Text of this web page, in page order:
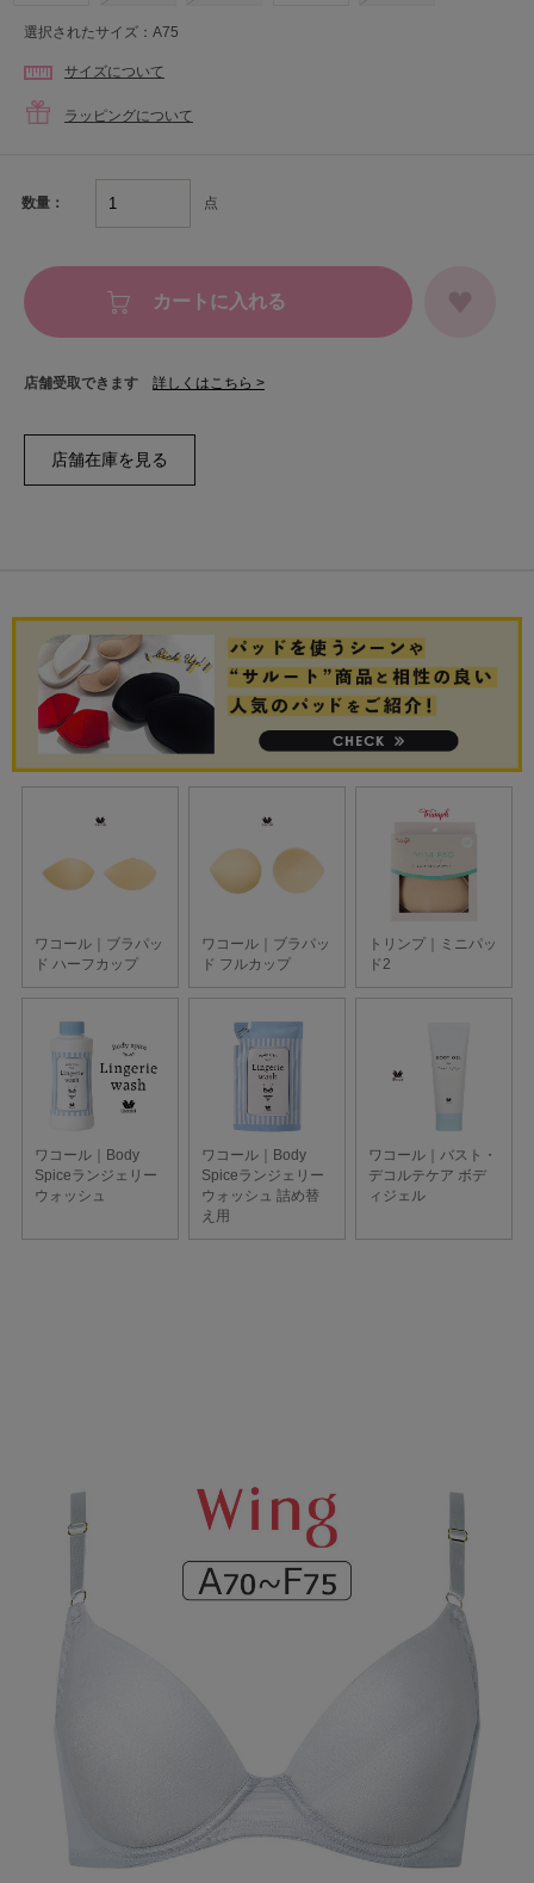
選択されたサイズ：A75
サイズについて
ラッピングについて
数量： 点
カートに入れる
店舗受取できます 詳しくはこちら >